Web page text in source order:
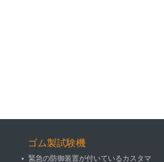
ゴム製試験機
緊急の防御装置が付いているカスタマ